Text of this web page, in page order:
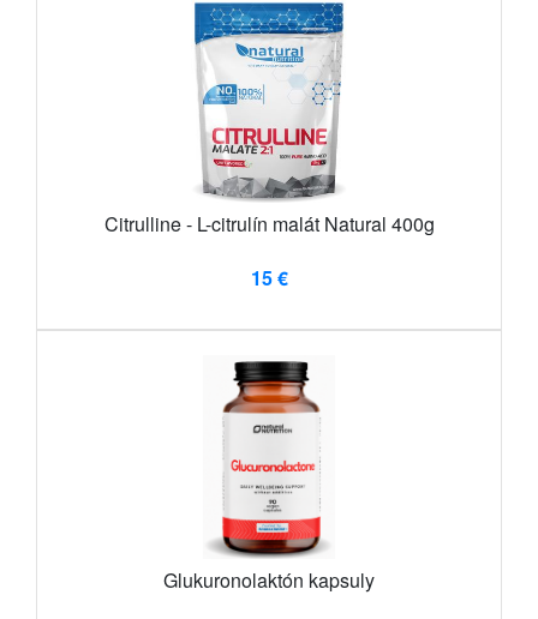
Citrulline - L-citrulín malát Natural 400g
15 €
Glukuronolaktón kapsuly